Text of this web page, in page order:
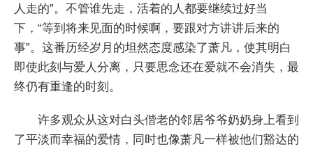
人走的”。不管谁先走，活着的人都要继续过好当
下，“等到将来见面的时候啊，要跟对方讲讲后来的
事”。这番历经岁月的坦然态度感染了萧凡，使其明白
即使此刻与爱人分离，只要思念还在爱就不会消失，最
终仍有重逢的时刻。
许多观众从这对白头偕老的邻居爷爷奶奶身上看到
了平淡而幸福的爱情，同时也像萧凡一样被他们豁达的